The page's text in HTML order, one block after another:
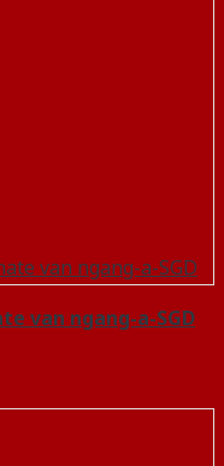
van ngang-a-SGD